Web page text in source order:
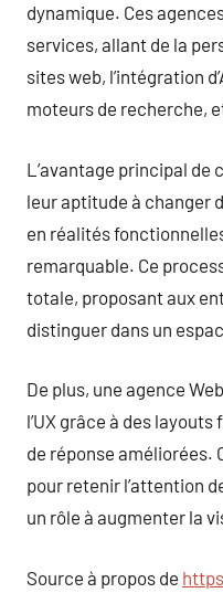
dynamique. Ces
services, allant de la
sites web, l’intégration
moteurs de recherche,
L’avantage principal de
leur aptitude à changer
en réalités
remarquable. Ce
totale, proposant aux
distinguer dans un
De plus, une agence
l’UX grâce à des
de réponse améliorées.
pour retenir l’attention
un rôle à augmenter la
Source à propos de